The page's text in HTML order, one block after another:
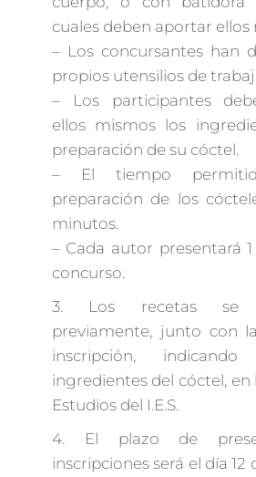
cuales deben aportar ellos
– Los concursantes han
propios utensilios de
– Los participantes
ellos mismos los
preparación de su cóctel.
– El tiempo
preparación de los
minutos.
– Cada autor presentará
concurso.
3. Los recetas se
previamente, junto con
inscripción,
ingredientes del cóctel, en
Estudios del I.E.S.
4. El plazo de
inscripciones será el día